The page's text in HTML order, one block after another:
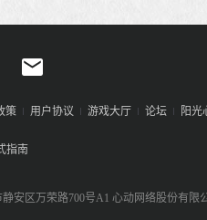
策 用户协议 游戏大厅 论坛 阳光
指南
安区万荣路700号A1 心动网络股份有限